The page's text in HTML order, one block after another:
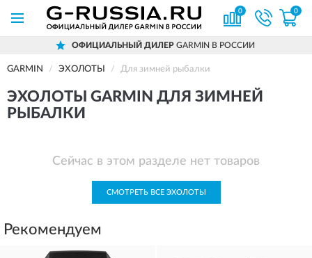
0 0
ОФИЦИАЛЬНЫЙ ДИЛЕР GARMIN В РОССИИ
GARMIN ЭХОЛОТЫ Для зимней рыбалки
ЭХОЛОТЫ GARMIN ДЛЯ ЗИМНЕЙ
РЫБАЛКИ
Сейчас в этом разделе нет товаров
СМОТРЕТЬ ВСЕ ЭХОЛОТЫ
Рекомендуем